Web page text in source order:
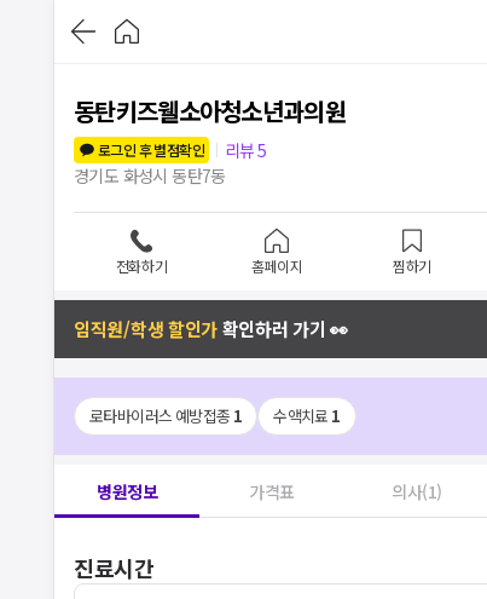
동탄키즈웰소아청소년과의원
로그인 후 별점확인
리뷰5
경기도 화성시 동탄7동
전화하기 홈페이지 찜하기
임직원/학생 할인가확인하러 가기 👀
로타바이러스 예방접종 1 수액치료 1
병원정보 가격표 의사(1)
진료시간